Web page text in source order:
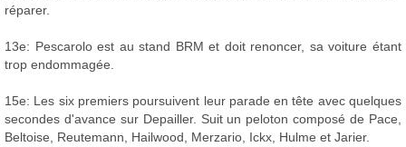
réparer.
13e: Pescarolo est au stand BRM et doit renoncer, sa voiture étant
trop endommagée.
15e: Les six premiers poursuivent leur parade en tête avec quelques
secondes d'avance sur Depailler. Suit un peloton composé de Pace,
Beltoise, Reutemann, Hailwood, Merzario, Ickx, Hulme et Jarier.